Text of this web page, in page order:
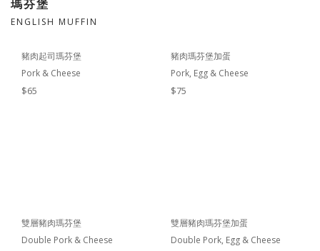
瑪芬堡
ENGLISH MUFFIN
豬肉起司瑪芬堡
Pork & Cheese
$65
豬肉瑪芬堡加蛋
Pork, Egg & Cheese
$75
雙層豬肉瑪芬堡
Double Pork & Cheese
雙層豬肉瑪芬堡加蛋
Double Pork, Egg & Cheese